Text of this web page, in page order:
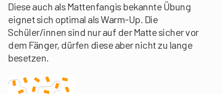
Diese auch als Mattenfangis bekannte Übung
eignet sich optimal als Warm-Up. Die
Schüler/innen sind nur auf der Matte sicher vor
dem Fänger, dürfen diese aber nicht zu lange
besetzen.